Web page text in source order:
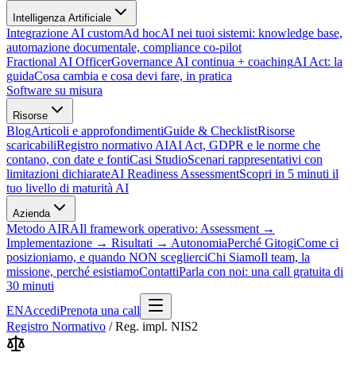
Intelligenza Artificiale
Integrazione AI customAd hocAI nei tuoi sistemi: knowledge base,
automazione documentale, compliance co-pilot
Fractional AI OfficerGovernance AI continua + coachingAI Act: la
guidaCosa cambia e cosa devi fare, in pratica
Software su misura
Risorse
BlogArticoli e approfondimentiGuide & ChecklistRisorse
scaricabiliRegistro normativo AIAI Act, GDPR e le norme che
contano, con date e fontiCasi StudioScenari rappresentativi con
limitazioni dichiarateAI Readiness AssessmentScopri in 5 minuti il
tuo livello di maturità AI
Azienda
Metodo AIRAIl framework operativo: Assessment →
Implementazione → Risultati → AutonomiaPerché GitogiCome ci
posizioniamo, e quando NON sceglierciChi SiamoIl team, la
missione, perché esistiamoContattiParla con noi: una call gratuita di
30 minuti
ENAccediPrenota una call
Registro Normativo /Reg. impl. NIS2